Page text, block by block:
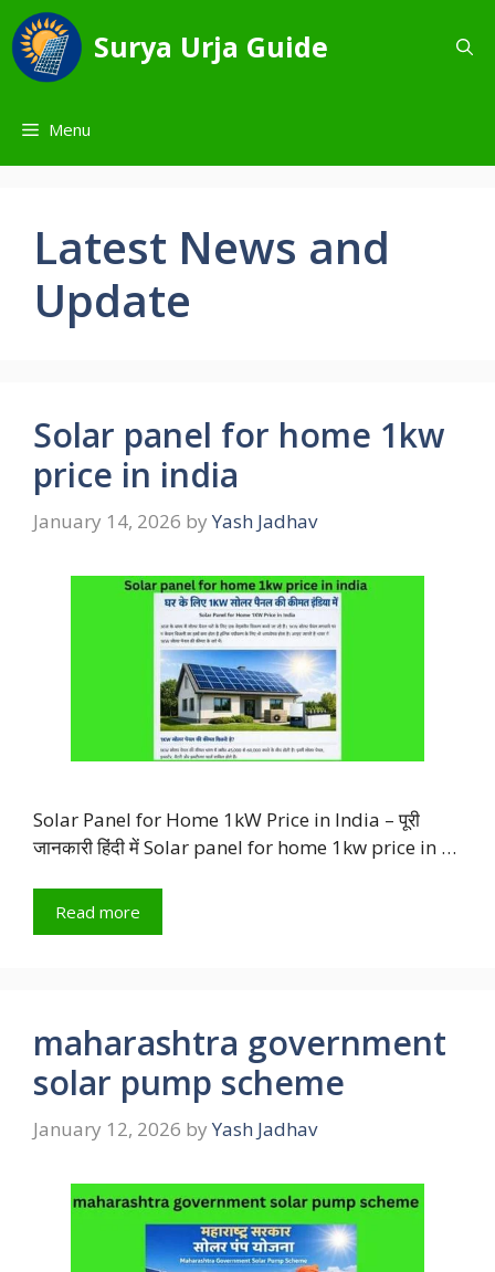
Skip
to
content
Surya Urja Guide
Menu
Latest News and
Update
Solar panel for home 1kw
price in india
January 14, 2026 by Yash Jadhav
Solar Panel for Home 1kW Price in India – पूरी
जानकारी हिंदी में Solar panel for home 1kw price in …
Read more
maharashtra government
solar pump scheme
January 12, 2026 by Yash Jadhav